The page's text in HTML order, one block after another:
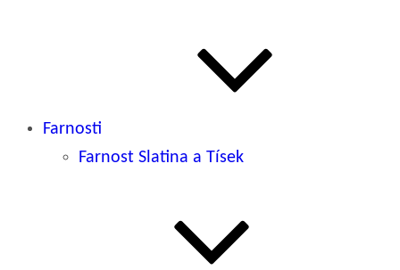
Farnosti
Farnost Slatina a Tísek